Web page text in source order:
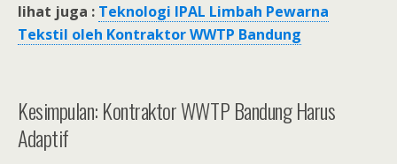
lihat juga : Teknologi IPAL Limbah Pewarna
Tekstil oleh Kontraktor WWTP Bandung
Kesimpulan: Kontraktor WWTP Bandung Harus
Adaptif